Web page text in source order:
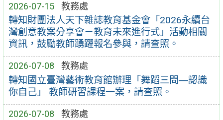
2026-07-15 教務處
轉知財團法人天下雜誌教育基金會「2026永續台
灣創意教案分享會－教育未來進行式」活動相關
資訊，鼓勵教師踴躍報名參與，請查照。
2026-07-08 教務處
轉知國立臺灣藝術教育館辦理「舞蹈三問―認識
你自己」 教師研習課程一案，請查照。
2026-07-08 教務處